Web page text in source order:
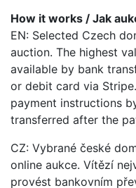
How it works / Jak
EN: Selected Czech
auction. The highest
available by bank
or debit card via
payment instructions
transferred after the
CZ: Vybrané české
online aukce. Vítězí
provést bankovním